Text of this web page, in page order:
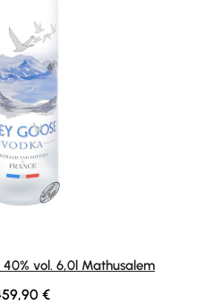
vol. 6,0l Mathusalem
price:
€